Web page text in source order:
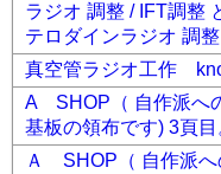
ラジオ 調整 / IFT調整
テロダインラジオ 調
真空管ラジオ工作
A SHOP（ 自作派へ
基板の領布です) 3頁目
Ａ SHOP（ 自作派へ